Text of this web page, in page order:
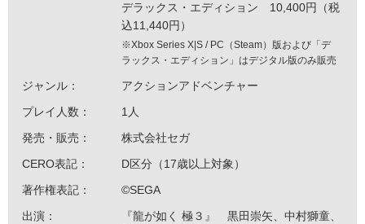
デラックス・エディション 10,400円（税
込11,440円）
※Xbox Series X|S / PC（Steam）版および「デ
ラックス・エディション」はデジタル版のみ販売
ジャンル：
アクションアドベンチャー
プレイ人数：
1人
発売・販売：
株式会社セガ
CERO表記：
D区分（17歳以上対象）
著作権表記：
©SEGA
出演：
『龍が如く 極３』 黒田崇矢、中村獅童、